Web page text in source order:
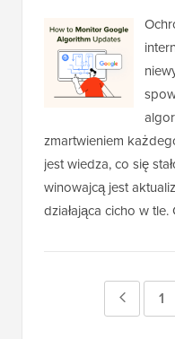
zmartwieniem
jest wiedza, co się
winowajcą jest
działająca cicho w
1